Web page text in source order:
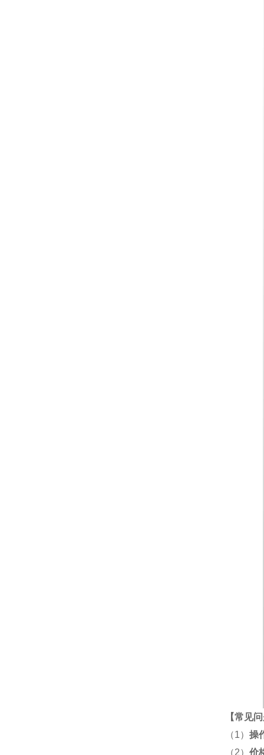
【常见
（1） 操
（2） 价